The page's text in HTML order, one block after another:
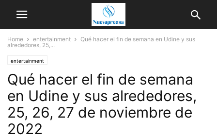
Home entertainment
Qué hacer el fin de semana en Udine y sus
alrededores, 25,...
entertainment
Qué hacer el fin de semana
en Udine y sus alrededores,
25, 26, 27 de noviembre de
2022